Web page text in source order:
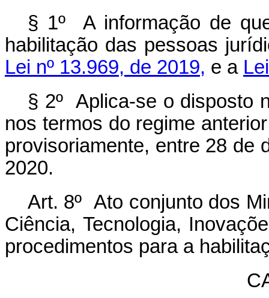
§ 1º A informação de
habilitação das pessoas
Lei nº 13.969, de 2019, e a
§ 2º Aplica-se o disposto
nos termos do regime
provisoriamente, entre 28 de
2020.
Art. 8º Ato conjunto dos
Ciência, Tecnologia,
procedimentos para a